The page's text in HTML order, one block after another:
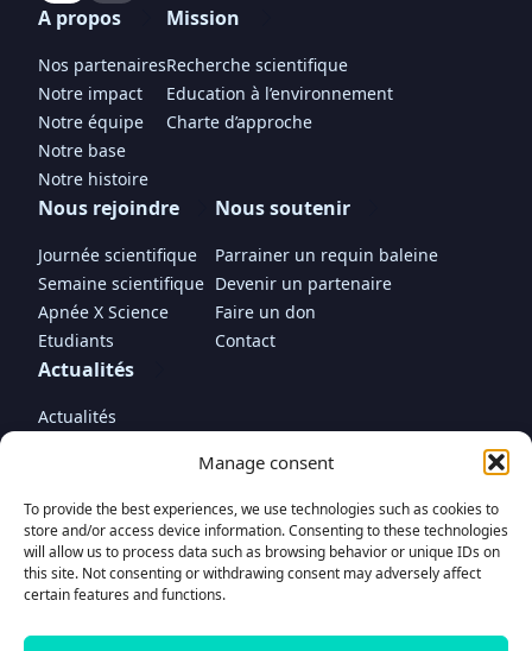
Manage consent
To provide the best experiences, we use technologies such as cookies to
store and/or access device information. Consenting to these technologies
will allow us to process data such as browsing behavior or unique IDs on
this site. Not consenting or withdrawing consent may adversely affect
certain features and functions.
A propos
Nos partenaires
Notre impact
Notre équipe
Notre base
Notre histoire
Mission
Recherche scientifique
Education à l’environnement
Charte d’approche
Nous rejoindre
Journée scientifique
Semaine scientifique
Apnée X Science
Etudiants
Nous soutenir
Parrainer un requin baleine
Devenir un partenaire
Faire un don
Contact
Actualités
Actualités